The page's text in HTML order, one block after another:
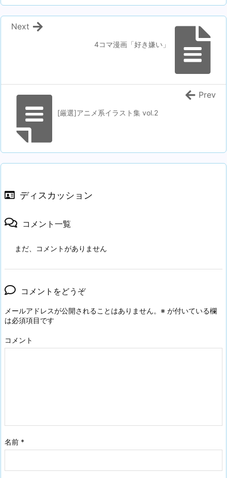
4コマ漫画「好き嫌い」
Next
[厳選]アニメ系イラスト集 vol.2
Prev
ディスカッション
コメント一覧
まだ、コメントがありません
コメントをどうぞ
メールアドレスが公開されることはありません。 ※ が付いている欄
は必須項目です
コメント
名前 *